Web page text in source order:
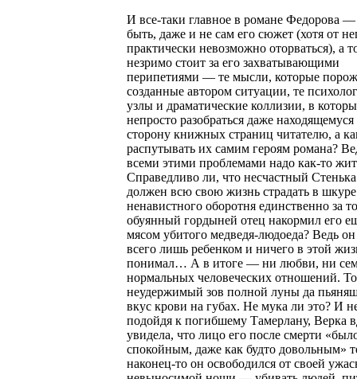
И все-таки главное в романе Федорова
быть, даже и не сам его сюжет (хотя от
практически невозможно оторваться), а
незримо стоит за его захватывающими
перипетиями — те мысли, которые
созданные автором ситуации, те
узлы и драматические коллизии, в
непросто разобраться даже находящемуся
сторону книжных страниц читателю, а
распутывать их самим героям романа?
всеми этими проблемами надо как-то
Справедливо ли, что несчастный
должен всю свою жизнь страдать в шкуре
ненавистного оборотня единственно за
обуянный гордыней отец накормил его
мясом убитого медведя-людоеда? Ведь
всего лишь ребенком и ничего в этой
понимал… А в итоге — ни любви, ни
нормальных человеческих отношений.
неудержимый зов полной луны да
вкус крови на губах. Не мука ли это? И
подойдя к погибшему Тамерлану, Верка
увидела, что лицо его после смерти
спокойным, даже как будто довольным»
наконец-то он освободился от своей